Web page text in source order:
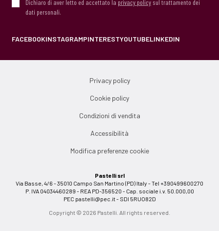
Dichiaro di aver letto ed accettato la privacy policy sul trattamento dei
dati personali.
FACEBOOKINSTAGRAMPINTERESTYOUTUBELINKEDIN
Privacy policy
Cookie policy
Condizioni di vendita
Accessibilità
Modifica preferenze cookie
Pastelli srl
Via Basse, 4/6 - 35010 Campo San Martino (PD) Italy - Tel +390499600270
P. IVA 04034460289 - REA PD-356520 - Cap. sociale i.v. 50.000,00
PEC pastelli@pec.it- SDI 5RUO82D
Copyright © 2026 Pastelli. All rights reserved.